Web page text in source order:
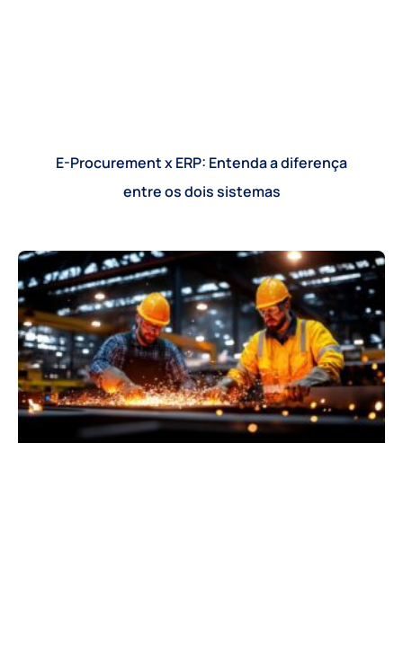
E-Procurement x ERP: Entenda a diferença
entre os dois sistemas